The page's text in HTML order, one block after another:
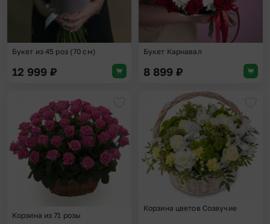
Букет из 45 роз (70 см)
12 999 ₽
Букет Карнавал
8 899 ₽
Добавить в избранное
Корзина из 71 розы
Корзина цветов Созвучие